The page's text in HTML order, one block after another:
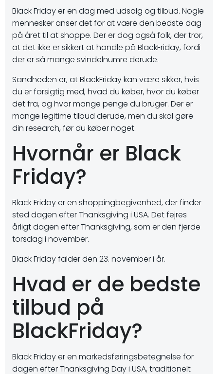
Black Friday er en dag med udsalg og tilbud. Nogle
mennesker anser det for at være den bedste dag
på året til at shoppe. Der er dog også folk, der tror,
at det ikke er sikkert at handle på BlackFriday, fordi
der er så mange svindelnumre derude.
Sandheden er, at BlackFriday kan være sikker, hvis
du er forsigtig med, hvad du køber, hvor du køber
det fra, og hvor mange penge du bruger. Der er
mange legitime tilbud derude, men du skal gøre
din research, før du køber noget.
Hvornår er Black
Friday?
Black Friday er en shoppingbegivenhed, der finder
sted dagen efter Thanksgiving i USA. Det fejres
årligt dagen efter Thanksgiving, som er den fjerde
torsdag i november.
Black Friday falder den 23. november i år.
Hvad er de bedste
tilbud på
BlackFriday?
Black Friday er en markedsføringsbetegnelse for
dagen efter Thanksgiving Day i USA, traditionelt